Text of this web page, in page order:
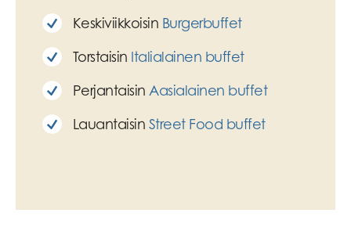
Keskiviikkoisin Burgerbuffet
Torstaisin Italialainen buffet
Perjantaisin Aasialainen buffet
Lauantaisin Street Food buffet